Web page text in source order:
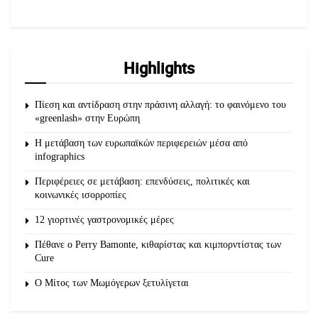
Highlights
Πίεση και αντίδραση στην πράσινη αλλαγή: το φαινόμενο του
«greenlash» στην Ευρώπη
Η μετάβαση των ευρωπαϊκών περιφερειών μέσα από
infographics
Περιφέρειες σε μετάβαση: επενδύσεις, πολιτικές και
κοινωνικές ισορροπίες
12 γιορτινές γαστρονομικές μέρες
Πέθανε ο Perry Bamonte, κιθαρίστας και κιμπορντίστας των
Cure
O Μίτος των Μωμόγερων ξετυλίγεται